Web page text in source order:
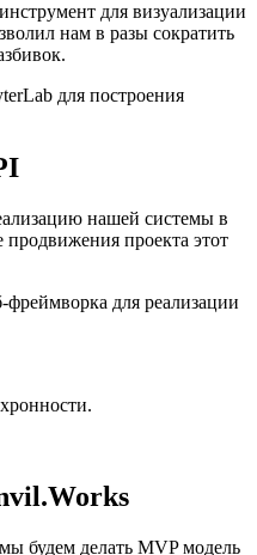
для визуализации
нам в разы сократить
для построения
нашей системы в
проекта этот
для реализации
будем делать MVP модель